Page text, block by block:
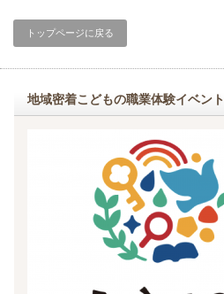
トップページに戻る
地域密着こどもの職業体験イベント